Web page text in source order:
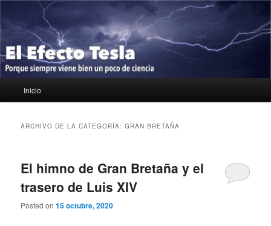
contenido
principal
contenido
secundario
El Efecto Tesla
Porque siempre viene bien un poco de ciencia
principal
Inicio
ARCHIVO DE LA CATEGORÍA:GRAN BRETAÑA
El himno de Gran Bretaña y el
trasero de Luis XIV
Posted on15 octubre, 2020